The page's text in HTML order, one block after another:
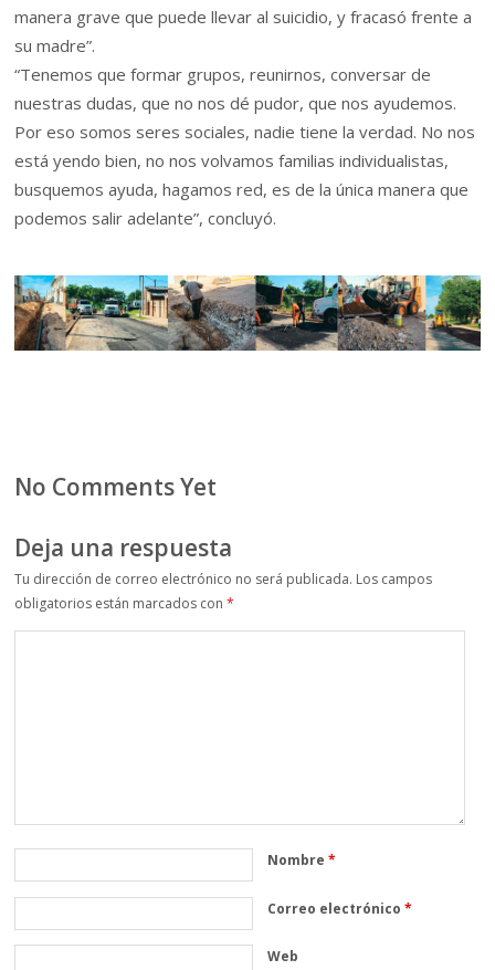
manera grave que puede llevar al suicidio, y fracasó frente a
su madre”.
“Tenemos que formar grupos, reunirnos, conversar de
nuestras dudas, que no nos dé pudor, que nos ayudemos.
Por eso somos seres sociales, nadie tiene la verdad. No nos
está yendo bien, no nos volvamos familias individualistas,
busquemos ayuda, hagamos red, es de la única manera que
podemos salir adelante”, concluyó.
No Comments Yet
Deja una respuesta
Tu dirección de correo electrónico no será publicada. Los campos
obligatorios están marcados con*
Nombre*
Correo electrónico*
Web